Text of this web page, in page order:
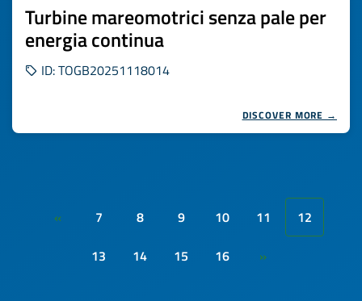
Turbine mareomotrici senza pale per
energia continua
ID: TOGB20251118014
DISCOVER MORE →
« 7 8 9 10 11
12
13
14 15 16 »